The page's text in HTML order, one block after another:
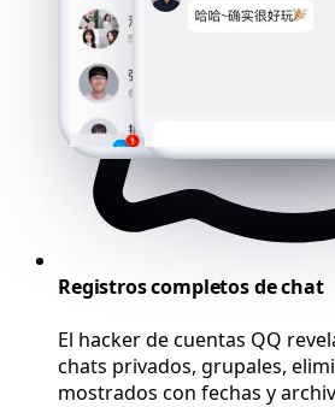
Registros completos de chat
El hacker de cuentas QQ
chats privados, grupales,
mostrados con fechas y